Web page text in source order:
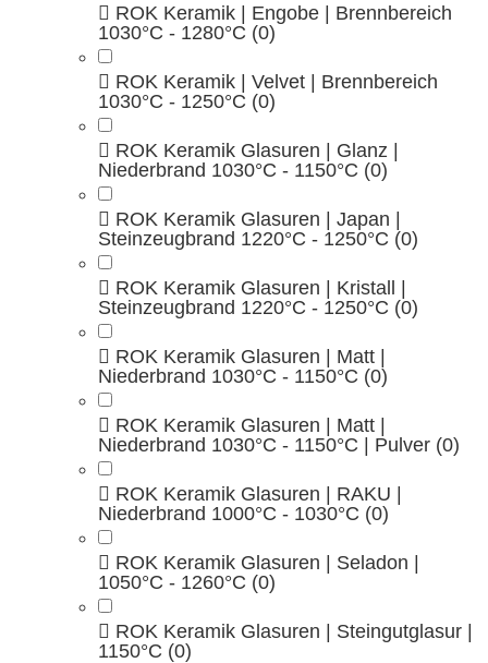
ROK Keramik | Engobe | Brennbereich
1030°C - 1280°C (0)
ROK Keramik | Velvet | Brennbereich
1030°C - 1250°C (0)
ROK Keramik Glasuren | Glanz |
Niederbrand 1030°C - 1150°C (0)
ROK Keramik Glasuren | Japan |
Steinzeugbrand 1220°C - 1250°C (0)
ROK Keramik Glasuren | Kristall |
Steinzeugbrand 1220°C - 1250°C (0)
ROK Keramik Glasuren | Matt |
Niederbrand 1030°C - 1150°C (0)
ROK Keramik Glasuren | Matt |
Niederbrand 1030°C - 1150°C | Pulver (0)
ROK Keramik Glasuren | RAKU |
Niederbrand 1000°C - 1030°C (0)
ROK Keramik Glasuren | Seladon |
1050°C - 1260°C (0)
ROK Keramik Glasuren | Steingutglasur |
1150°C (0)